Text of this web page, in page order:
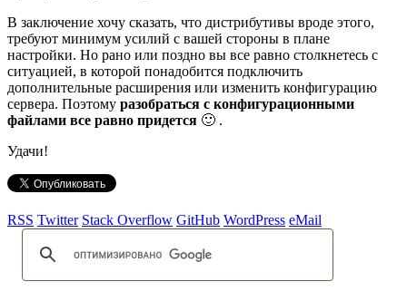
В заключение хочу сказать, что дистрибутивы вроде этого,
требуют минимум усилий с вашей стороны в плане
настройки. Но рано или поздно вы все равно столкнетесь с
ситуацией, в которой понадобится подключить
дополнительные расширения или изменить конфигурацию
сервера. Поэтому разобраться с конфигурационными
файлами все равно придется 🙂 .
Удачи!
RSS Twitter Stack Overflow GitHub WordPress eMail